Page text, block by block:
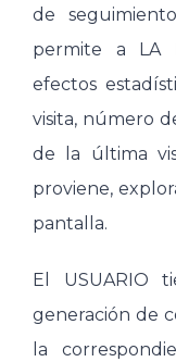
de
permite a LA
efectos
visita, número
de la última
proviene,
pantalla.
El USUARIO
generación de
la